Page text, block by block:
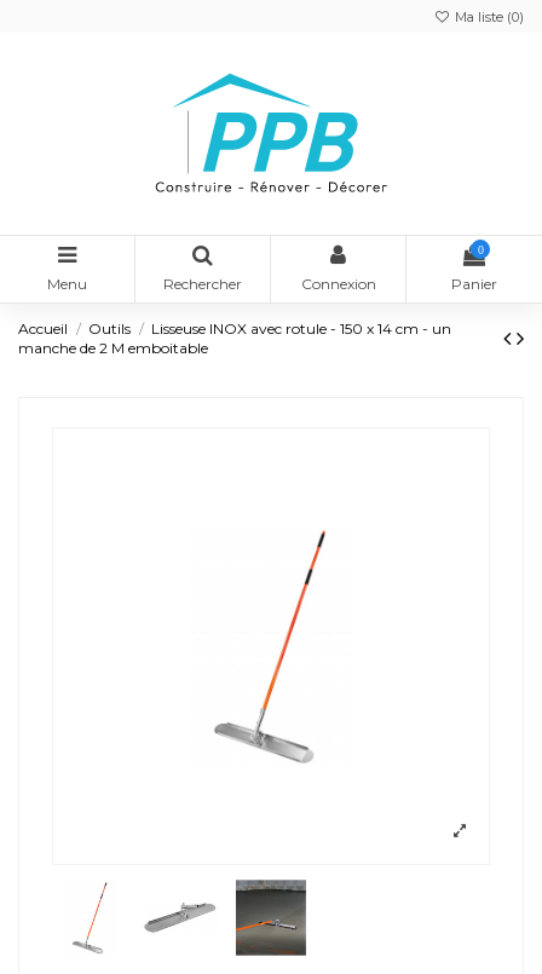
Ma liste (0)
Menu Rechercher Connexion
0
Panier
Accueil Outils
Lisseuse INOX avec rotule - 150 x 14 cm - un
manche de 2 M emboitable